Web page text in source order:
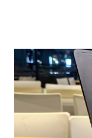
Kalau jurusanmu
presentasi, riset,
hukum, komunikasi,
sebenarnya tidak
Yang lebih penting